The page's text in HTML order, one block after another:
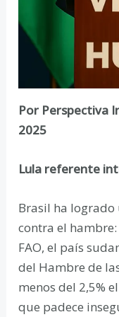
Por Perspectiva
2025
Lula referente
Brasil ha logrado
contra el
FAO, el país
del Hambre de
menos del 2,5%
que padece